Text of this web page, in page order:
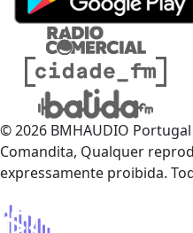
© 2026 BMHAUDIO
Comandita, Qualquer
expressamente proibida.